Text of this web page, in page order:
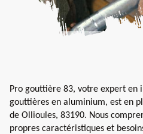
Pro gouttière 83, votre expert en
gouttières en aluminium, est en
de Ollioules, 83190. Nous
propres caractéristiques et